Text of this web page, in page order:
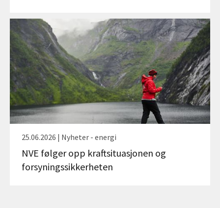
25.06.2026 | Nyheter - energi
NVE følger opp kraftsituasjonen og
forsyningssikkerheten